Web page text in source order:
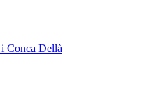
Conca Dellà